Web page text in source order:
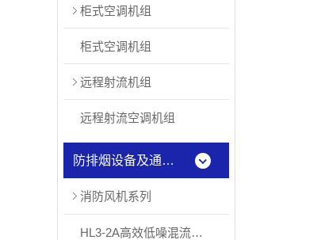
柜式空调机组
柜式空调机组
远程射流机组
远程射流空调机组
防排烟设备及通风配件
消防风机系列
HL3-2A高效低噪混流风机